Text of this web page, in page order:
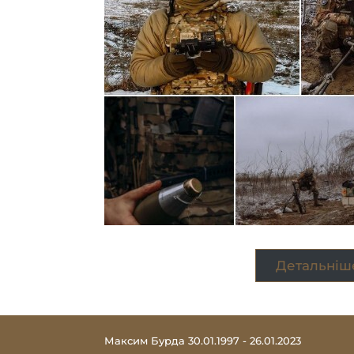
Максим Бурда 30.01.1997 - 26.01.2023